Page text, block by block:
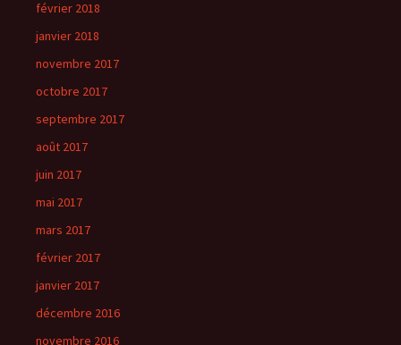
février 2018
janvier 2018
novembre 2017
octobre 2017
septembre 2017
août 2017
juin 2017
mai 2017
mars 2017
février 2017
janvier 2017
décembre 2016
novembre 2016